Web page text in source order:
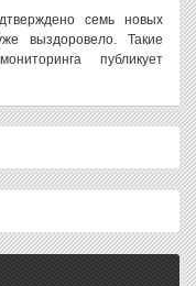
семь новых
выздоровело. Такие
публикует